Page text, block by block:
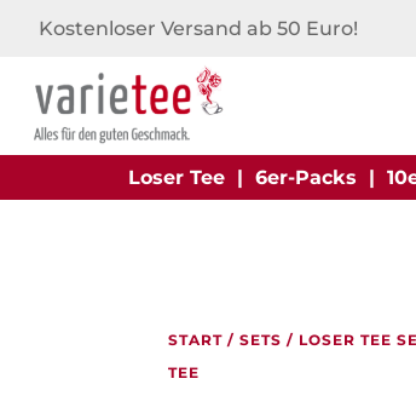
Kostenloser Versand ab 50 Euro!
Loser Tee| 6er-Packs |
START /SETS / LOSER TEE
TEE